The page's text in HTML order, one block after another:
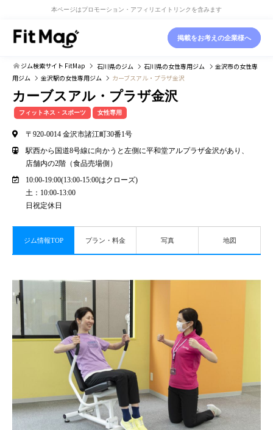
本ページはプロモーション・アフィリエイトリンクを含みます
掲載をお考えの企業様へ
ジム検索サイト FitMap 石川県のジム 石川県の女性専用ジム 金沢市の女性専
用ジム
金沢駅の女性専用ジム カーブスアル・プラザ金沢
カーブスアル・プラザ金沢
フィットネス・スポーツ 女性専用
〒920-0014 金沢市諸江町30番1号
駅西から国道8号線に向かうと左側に平和堂アルプラザ金沢があり、
店舗内の2階（食品売場側）
10:00-19:00(13:00-15:00はクローズ)
土：10:00-13:00
日祝定休日
ジム情報TOP プラン・料金 写真 地図